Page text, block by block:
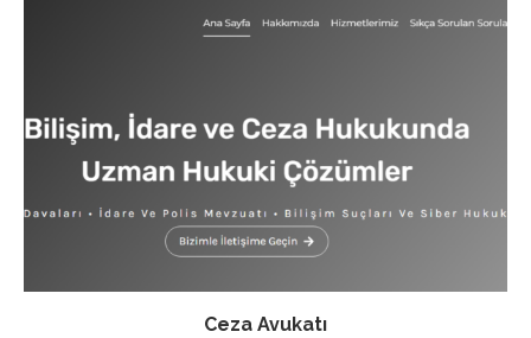
Ceza Avukatı